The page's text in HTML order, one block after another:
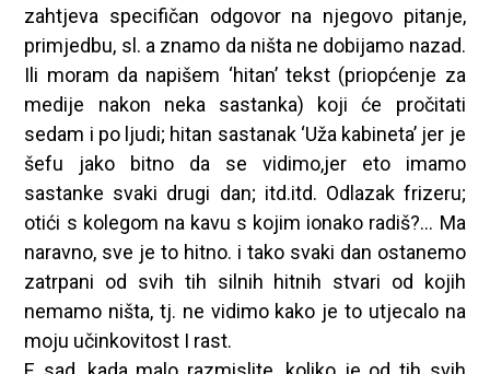
zahtjeva specifičan odgovor na njegovo pitanje,
primjedbu, sl. a znamo da ništa ne dobijamo nazad.
Ili moram da napišem ‘hitan’ tekst (priopćenje za
medije nakon neka sastanka) koji će pročitati
sedam i po ljudi; hitan sastanak ‘Uža kabineta’ jer je
šefu jako bitno da se vidimo,jer eto imamo
sastanke svaki drugi dan; itd.itd. Odlazak frizeru;
otići s kolegom na kavu s kojim ionako radiš?… Ma
naravno, sve je to hitno. i tako svaki dan ostanemo
zatrpani od svih tih silnih hitnih stvari od kojih
nemamo ništa, tj. ne vidimo kako je to utjecalo na
moju učinkovitost I rast.